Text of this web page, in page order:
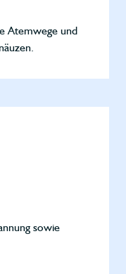
Atemwege und
sowie